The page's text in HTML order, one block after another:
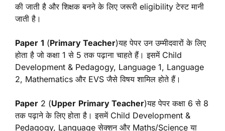
की जाती है और शिक्षक बनने के लिए जरूरी eligibility टेस्ट मानी
जाती है।
Paper 1 (Primary Teacher)यह पेपर उन उम्मीदवारों के लिए
होता है जो कक्षा 1 से 5 तक पढ़ाना चाहते हैं। इसमें Child
Development & Pedagogy, Language 1, Language
2, Mathematics और EVS जैसे विषय शामिल होते हैं।
Paper 2 (Upper Primary Teacher)यह पेपर कक्षा 6 से 8
तक पढ़ाने के लिए होता है। इसमें Child Development &
Pedagogy, Language सेक्शन और Maths/Science या